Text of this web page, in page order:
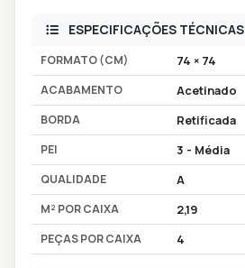
ESPECIFICAÇÕES TÉCNICAS
FORMATO (CM) 74 × 74
ACABAMENTO Acetinado
BORDA Retificada
PEI 3 - Média
QUALIDADE A
M² POR CAIXA 2,19
PEÇAS POR CAIXA 4